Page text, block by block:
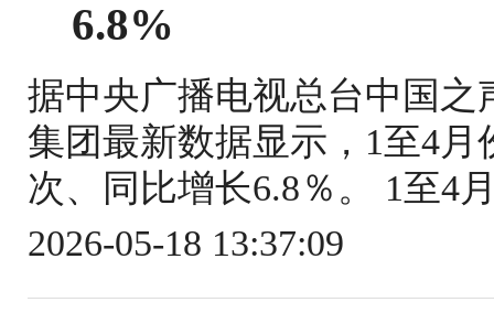
6.8%
据中央广播电视总台中国
集团最新数据显示，1至4月
次、同比增长6.8％。 1至4
2026-05-18 13:37:09